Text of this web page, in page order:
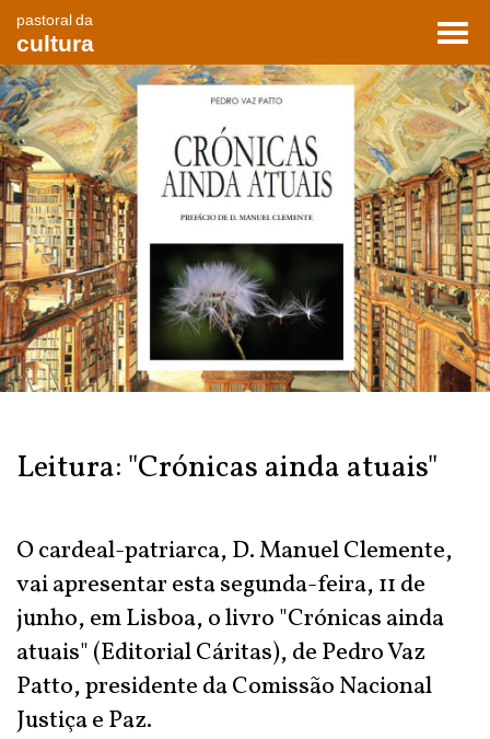
pastoral da
cultura
Leitura: "Crónicas ainda atuais"
O cardeal-patriarca, D. Manuel Clemente,
vai apresentar esta segunda-feira, 11 de
junho, em Lisboa, o livro "Crónicas ainda
atuais" (Editorial Cáritas), de Pedro Vaz
Patto, presidente da Comissão Nacional
Justiça e Paz.